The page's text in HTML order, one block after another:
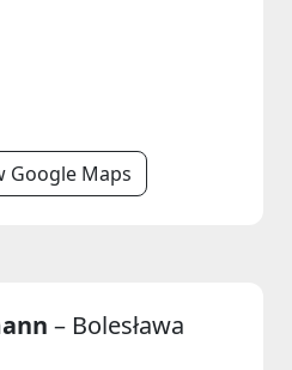
Google Maps
– Bolesława